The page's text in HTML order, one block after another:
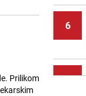
Prilikom
6
7